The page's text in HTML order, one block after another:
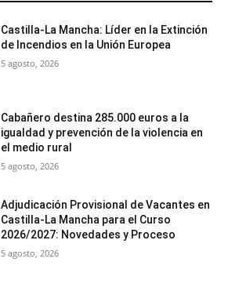
Castilla-La Mancha: Líder en la Extinción
de Incendios en la Unión Europea
5 agosto, 2026
Cabañero destina 285.000 euros a la
igualdad y prevención de la violencia en
el medio rural
5 agosto, 2026
Adjudicación Provisional de Vacantes en
Castilla-La Mancha para el Curso
2026/2027: Novedades y Proceso
5 agosto, 2026